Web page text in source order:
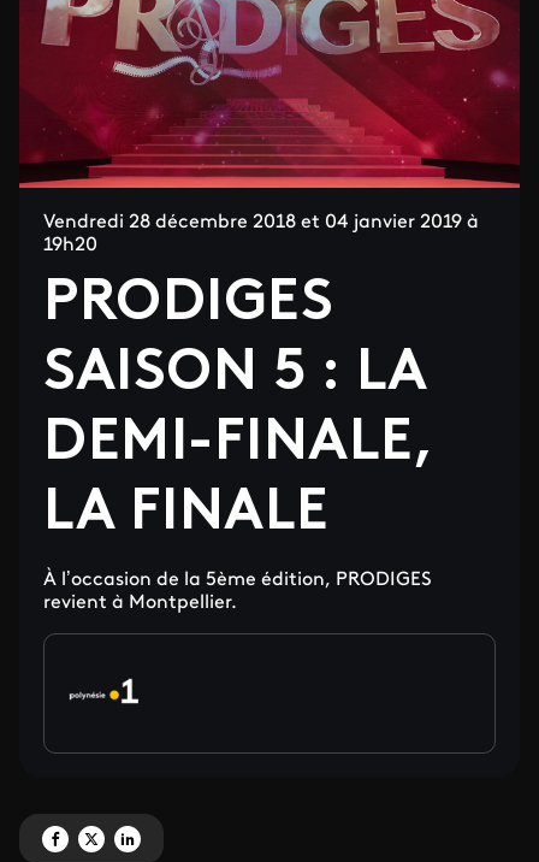
Vendredi 28 décembre 2018 et 04 janvier 2019 à
19h20
PRODIGES
SAISON 5 : LA
DEMI-FINALE,
LA FINALE
À l’occasion de la 5ème édition, PRODIGES
revient à Montpellier.
Partagez 'PRODIGES SAISON 5 : LA DEMI-FINALE, LA FINALE' sur Facebook
Partagez 'PRODIGES SAISON 5 : LA DEMI-FINALE, LA FINALE' sur X
Partagez 'PRODIGES SAISON 5 : LA DEMI-FINALE, LA FINALE'